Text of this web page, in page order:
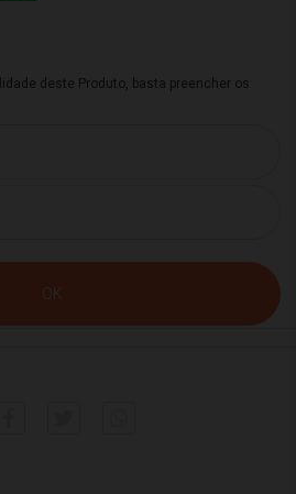
deste Produto, basta preencher os